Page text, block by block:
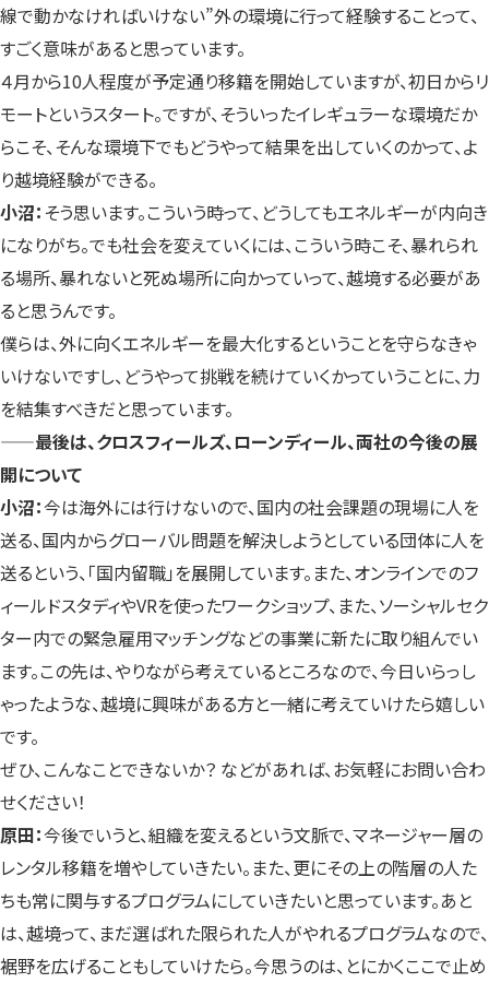
線で動かなければいけない”外の環境に行って経験することって、
すごく意味があると思っています。
４月から10人程度が予定通り移籍を開始していますが、初日からリ
モートというスタート。ですが、そういったイレギュラーな環境だか
らこそ、そんな環境下でもどうやって結果を出していくのかって、よ
り越境経験ができる。
小沼： そう思います。こういう時って、どうしてもエネルギーが内向き
になりがち。でも社会を変えていくには、こういう時こそ、暴れられ
る場所、暴れないと死ぬ場所に向かっていって、越境する必要があ
ると思うんです。
僕らは、外に向くエネルギーを最大化するということを守らなきゃ
いけないですし、どうやって挑戦を続けていくかっていうことに、力
を結集すべきだと思っています。
——最後は、クロスフィールズ、ローンディール、両社の今後の展
開について
小沼：今は海外には行けないので、国内の社会課題の現場に人を
送る、国内からグローバル問題を解決しようとしている団体に人を
送るという、「国内留職」を展開しています。また、オンラインでのフ
ィールドスタディやVRを使ったワークショップ、また、ソーシャルセク
ター内での緊急雇用マッチングなどの事業に新たに取り組んでい
ます。この先は、やりながら考えているところなので、今日いらっし
ゃったような、越境に興味がある方と一緒に考えていけたら嬉しい
です。
ぜひ、こんなことできないか？ などがあれば、お気軽にお問い合わ
せください！
原田：今後でいうと、組織を変えるという文脈で、マネージャー層の
レンタル移籍を増やしていきたい。また、更にその上の階層の人た
ちも常に関与するプログラムにしていきたいと思っています。あと
は、越境って、まだ選ばれた限られた人がやれるプログラムなので、
裾野を広げることもしていけたら。今思うのは、とにかくここで止め